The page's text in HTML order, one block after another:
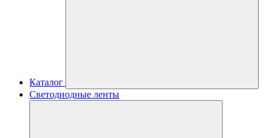
Каталог
Светодиодные ленты